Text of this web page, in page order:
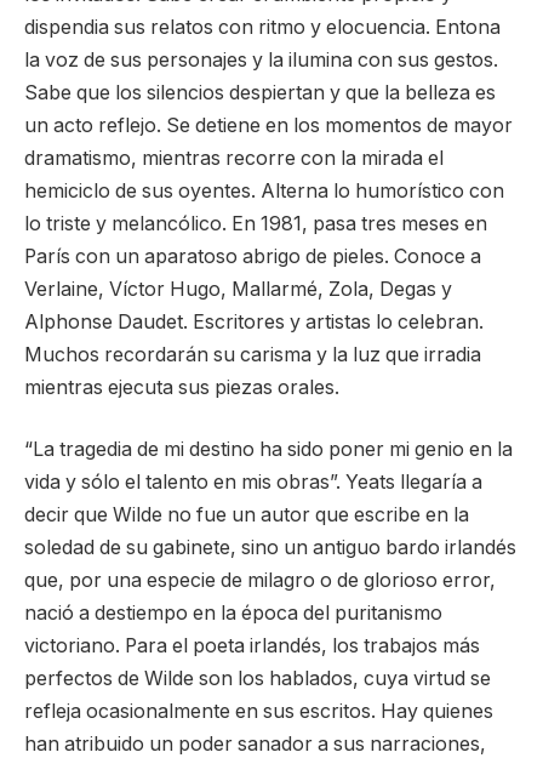
dispendia sus relatos con ritmo y elocuencia. Entona
la voz de sus personajes y la ilumina con sus gestos.
Sabe que los silencios despiertan y que la belleza es
un acto reflejo. Se detiene en los momentos de mayor
dramatismo, mientras recorre con la mirada el
hemiciclo de sus oyentes. Alterna lo humorístico con
lo triste y melancólico. En 1981, pasa tres meses en
París con un aparatoso abrigo de pieles. Conoce a
Verlaine, Víctor Hugo, Mallarmé, Zola, Degas y
Alphonse Daudet. Escritores y artistas lo celebran.
Muchos recordarán su carisma y la luz que irradia
mientras ejecuta sus piezas orales.
“La tragedia de mi destino ha sido poner mi genio en la
vida y sólo el talento en mis obras”. Yeats llegaría a
decir que Wilde no fue un autor que escribe en la
soledad de su gabinete, sino un antiguo bardo irlandés
que, por una especie de milagro o de glorioso error,
nació a destiempo en la época del puritanismo
victoriano. Para el poeta irlandés, los trabajos más
perfectos de Wilde son los hablados, cuya virtud se
refleja ocasionalmente en sus escritos. Hay quienes
han atribuido un poder sanador a sus narraciones,